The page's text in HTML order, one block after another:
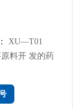
XU—T01
料开 发的药